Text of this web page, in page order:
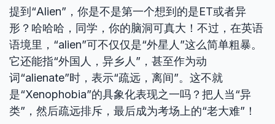
提到“Alien”，你是不是第一个想到的是ET或者异
形？哈哈哈，同学，你的脑洞可真大！不过，在英语
语境里，“alien”可不仅仅是“外星人”这么简单粗暴。
它还能指“外国人，异乡人”，甚至作为动
词“alienate”时，表示“疏远，离间”。这不就
是“Xenophobia”的具象化表现之一吗？把人当“异
类”，然后疏远排斥，最后成为考场上的“老大难”！